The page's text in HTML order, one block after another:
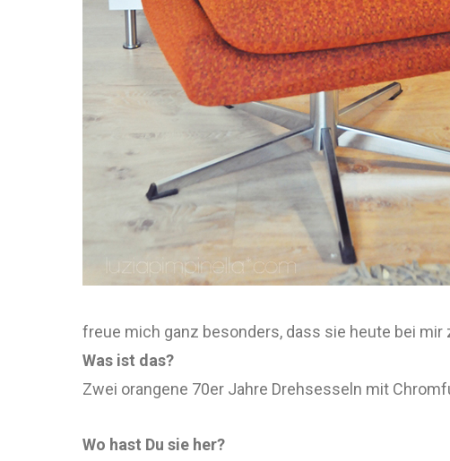
freue mich ganz besonders, dass sie heute bei mir
Was ist das?
Zwei orangene 70er Jahre Drehsesseln mit
Wo hast Du sie her?